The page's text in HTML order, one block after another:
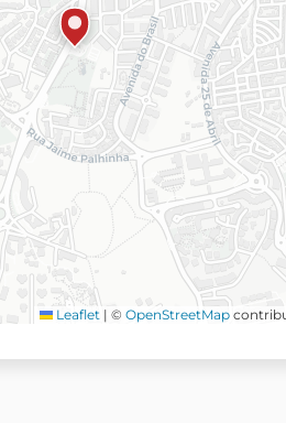
Leaflet | © OpenStreetMap